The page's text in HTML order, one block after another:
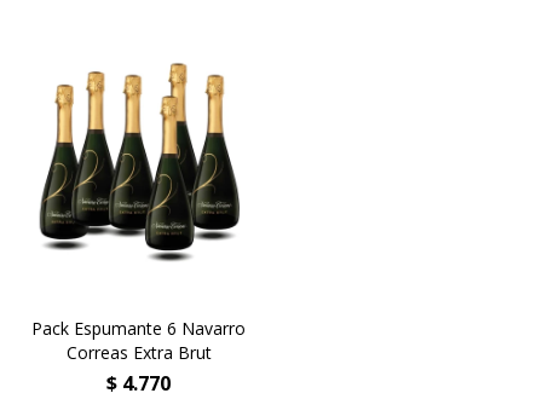
Pack Espumante 6 Navarro
Correas Extra Brut
$ 4.770